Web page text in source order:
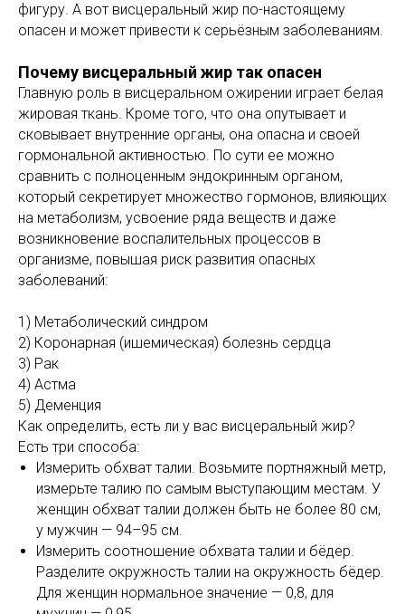
фигуру. А вот висцеральный жир по-настоящему
опасен и может привести к серьёзным заболеваниям.
Почему висцеральный жир так опасен
Главную роль в висцеральном ожирении играет белая
жировая ткань. Кроме того, что она опутывает и
сковывает внутренние органы, она опасна и своей
гормональной активностью. По сути ее можно
сравнить с полноценным эндокринным органом,
который секретирует множество гормонов, влияющих
на метаболизм, усвоение ряда веществ и даже
возникновение воспалительных процессов в
организме, повышая риск развития опасных
заболеваний:
1) Метаболический синдром
2) Коронарная (ишемическая) болезнь сердца
3) Рак
4) Астма
5) Деменция
Как определить, есть ли у вас висцеральный жир?
Есть три способа:
Измерить обхват талии. Возьмите портняжный метр,
измерьте талию по самым выступающим местам. У
женщин обхват талии должен быть не более 80 см,
у мужчин — 94–95 см.
Измерить соотношение обхвата талии и бёдер.
Разделите окружность талии на окружность бёдер.
Для женщин нормальное значение — 0,8, для